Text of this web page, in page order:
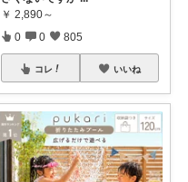
￥ 2,890～
0 0 805
コレ いいね